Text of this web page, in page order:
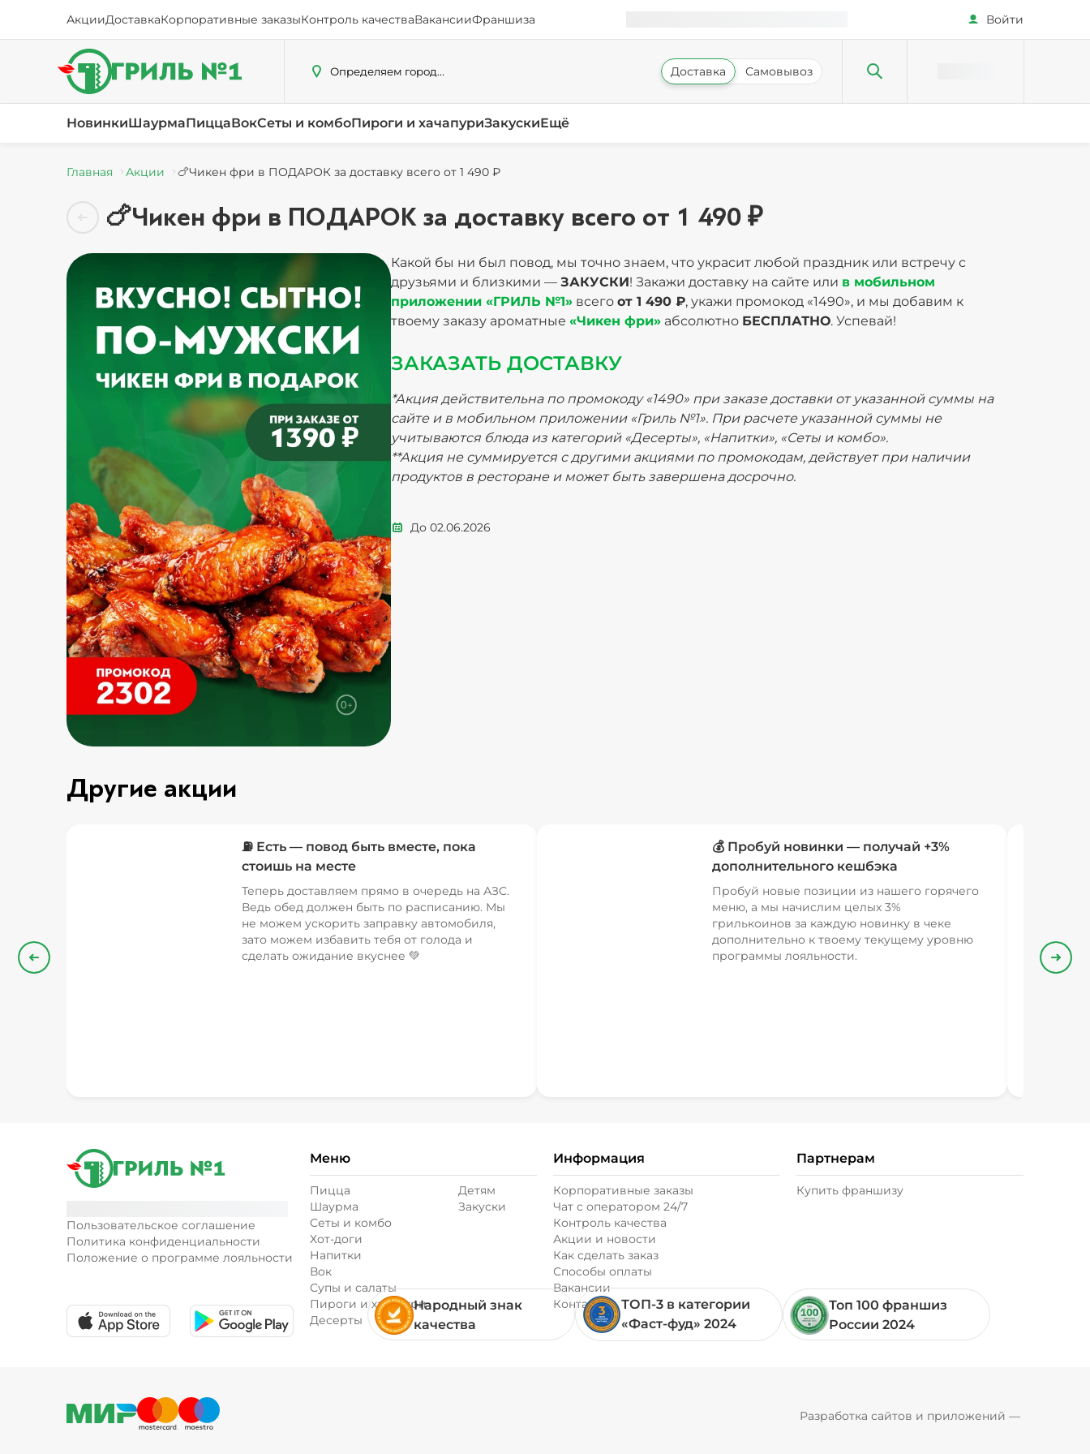
АкцииДоставкаКорпоративные заказыКонтроль качестваВакансииФраншиза Войти
Определяем город... Доставка Самовывоз
НовинкиШаурмаПиццаВокСеты и комбоПироги и хачапуриЗакускиЕщё
Главная Акции 🍗Чикен фри в ПОДАРОК за доставку всего от 1 490 ₽
🍗Чикен фри в ПОДАРОК за доставку всего от 1 490 ₽
Какой бы ни был повод, мы точно знаем, что украсит любой праздник или встречу с
друзьями и близкими — ЗАКУСКИ! Закажи доставку на сайте или в мобильном
приложении «ГРИЛЬ №1» всего от 1 490 ₽, укажи промокод «1490», и мы добавим к
твоему заказу ароматные «Чикен фри» абсолютно БЕСПЛАТНО. Успевай!
ЗАКАЗАТЬ ДОСТАВКУ
*Акция действительна по промокоду «1490» при заказе доставки от указанной суммы на
сайте и в мобильном приложении «Гриль №1». При расчете указанной суммы не
учитываются блюда из категорий «Десерты», «Напитки», «Сеты и комбо».
**Акция не суммируется с другими акциями по промокодам, действует при наличии
продуктов в ресторане и может быть завершена досрочно.
До 02.06.2026
Другие акции
Назад
⛽ Есть — повод быть вместе, пока
стоишь на месте
Теперь доставляем прямо в очередь на АЗС.
Ведь обед должен быть по расписанию. Мы
не можем ускорить заправку автомобиля,
зато можем избавить тебя от голода и
сделать ожидание вкуснее 💚
💰 Пробуй новинки — получай +3%
дополнительного кешбэка
Пробуй новые позиции из нашего горячего
меню, а мы начислим целых 3%
грилькоинов за каждую новинку в чеке
дополнительно к твоему текущему уровню
программы лояльности.
Пользовательское соглашение
Политика конфиденциальности
Положение о программе лояльности
Меню
Пицца
Шаурма
Сеты и комбо
Хот-доги
Напитки
Вок
Супы и салаты
Пироги и хачапури
Десерты
Детям
Закуски
Информация
Корпоративные заказы
Чат с оператором 24/7
Контроль качества
Акции и новости
Как сделать заказ
Способы оплаты
Вакансии
Контакты
Партнерам
Купить франшизу
Народный знак
качества
ТОП-3 в категории
«Фаст-фуд» 2024
Топ 100 франшиз
России 2024
Разработка сайтов и приложений —